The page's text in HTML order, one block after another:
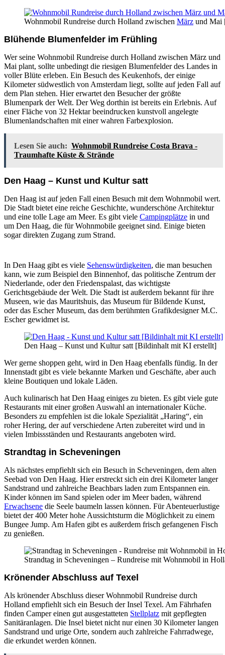
Wohnmobil Rundreise durch Holland zwischen März und Mai
Blühende Blumenfelder im Frühling
Wer seine Wohnmobil Rundreise durch Holland zwischen März und
Mai plant, sollte unbedingt die riesigen Blumenfelder des Landes in
voller Blüte erleben. Ein Besuch des Keukenhofs, der einige
Kilometer südwestlich von Amsterdam liegt, sollte auf jeden Fall auf
dem Plan stehen. Hier erwartet den Besucher der größte
Blumenpark der Welt. Der Weg dorthin ist bereits ein Erlebnis. Auf
einer Fläche von 32 Hektar beeindrucken kunstvoll angelegte
Blumenlandschaften mit einer wahren Farbexplosion.
Lesen Sie auch: Wohnmobil Rundreise Costa Brava -
Traumhafte Küste & Strände
Den Haag – Kunst und Kultur satt
Den Haag ist auf jeden Fall einen Besuch mit dem Wohnmobil wert.
Die Stadt bietet eine reiche Geschichte, wunderschöne Architektur
und eine tolle Lage am Meer. Es gibt viele Campingplätze in und
um Den Haag, die für Wohnmobile geeignet sind. Einige bieten
sogar direkten Zugang zum Strand.
In Den Haag gibt es viele Sehenswürdigkeiten, die man besuchen
kann, wie zum Beispiel den Binnenhof, das politische Zentrum der
Niederlande, oder den Friedenspalast, das wichtigste
Gerichtsgebäude der Welt. Die Stadt ist außerdem bekannt für ihre
Museen, wie das Mauritshuis, das Museum für Bildende Kunst,
oder das Escher Museum, das dem berühmten Grafikdesigner M.C.
Escher gewidmet ist.
Den Haag – Kunst und Kultur satt [Bildinhalt mit KI erstellt]
Wer gerne shoppen geht, wird in Den Haag ebenfalls fündig. In der
Innenstadt gibt es viele bekannte Marken und Geschäfte, aber auch
kleine Boutiquen und lokale Läden.
Auch kulinarisch hat Den Haag einiges zu bieten. Es gibt viele gute
Restaurants mit einer großen Auswahl an internationaler Küche.
Besonders zu empfehlen ist die lokale Spezialität „Haring“, ein
roher Hering, der auf verschiedene Arten zubereitet wird und in
vielen Imbissständen und Restaurants angeboten wird.
Strandtag in Scheveningen
Als nächstes empfiehlt sich ein Besuch in Scheveningen, dem alten
Seebad von Den Haag. Hier erstreckt sich ein drei Kilometer langer
Sandstrand und zahlreiche Beachbars laden zum Entspannen ein.
Kinder können im Sand spielen oder im Meer baden, während
Erwachsene die Seele baumeln lassen können. Für Abenteuerlustige
bietet der 400 Meter hohe Aussichtsturm die Möglichkeit zu einem
Bungee Jump. Am Hafen gibt es außerdem frisch gefangenen Fisch
zu genießen.
Strandtag in Scheveningen – Rundreise mit Wohnmobil in
Krönender Abschluss auf Texel
Als krönender Abschluss dieser Wohnmobil Rundreise durch
Holland empfiehlt sich ein Besuch der Insel Texel. Am Fährhafen
finden Camper einen gut ausgestatteten Stellplatz mit gepflegten
Sanitäranlagen. Die Insel bietet nicht nur einen 30 Kilometer langen
Sandstrand und urige Orte, sondern auch zahlreiche Fahrradwege,
die erkundet werden können.